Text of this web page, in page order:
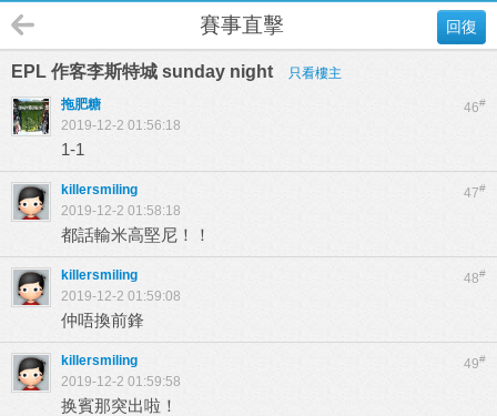
回復
賽事直擊
EPL 作客李斯特城 sunday night 只看樓主
46#
拖肥糖
2019-12-2 01:56:18
1-1
47#
killersmiling
2019-12-2 01:58:18
都話輸米高堅尼！！
48#
killersmiling
2019-12-2 01:59:08
仲唔換前鋒
49#
killersmiling
2019-12-2 01:59:58
换賓那突出啦！